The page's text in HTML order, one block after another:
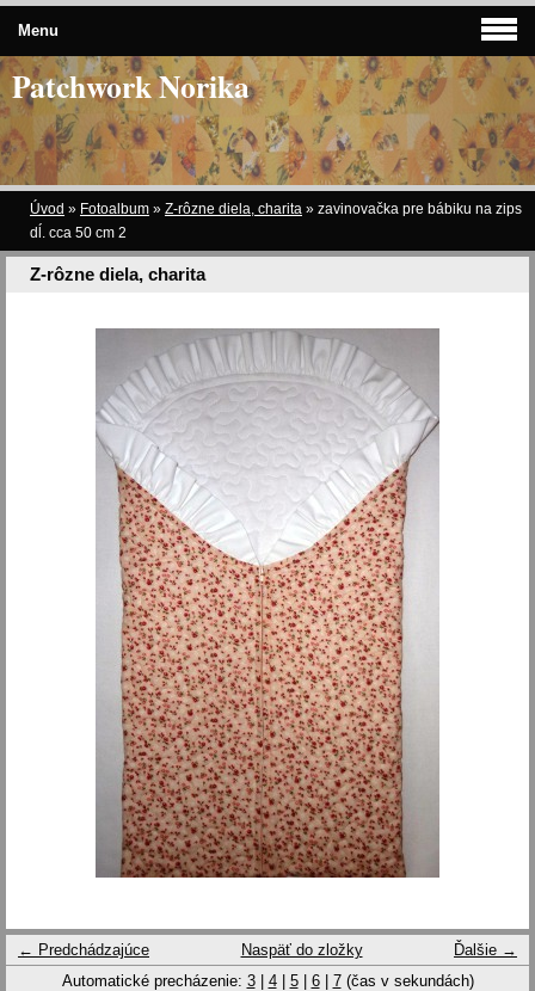
Patchwork Norika
Úvod » Fotoalbum » Z-rôzne diela, charita » zavinovačka pre bábiku na zips
dĺ. cca 50 cm 2
Z-rôzne diela, charita
← Predchádzajúce Ďalšie →
Naspäť do zložky
Automatické precházenie: 3| 4| 5| 6| 7(čas v sekundách)
Menu